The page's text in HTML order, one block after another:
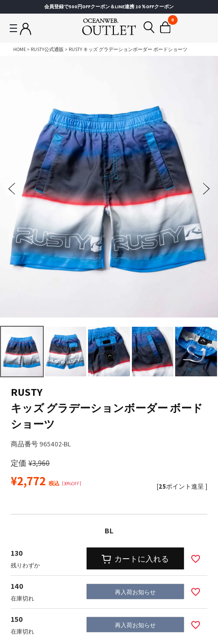
会員登録で500円OFFクーポン＆LINE連携 10％OFFクーポン
0
HOME RUSTY公式通販 RUSTY キッズ グラデーションボーダー ボードショーツ
RUSTY
キッズ グラデーションボーダー ボード
ショーツ
商品番号 965402-BL
定価 ¥3,960
30%OFF
¥2,772 税込 [25ポイント進呈 ]
BL
130
残りわずか
カートに入れる
140
在庫切れ
再入荷お知らせ
150
在庫切れ
再入荷お知らせ